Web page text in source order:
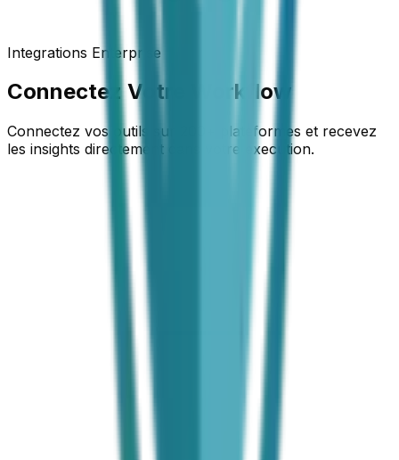
Integrations Enterprise
Connectez Votre Workflow
Connectez vos outils sur 200+ plateformes et recevez
les insights directement dans votre execution.